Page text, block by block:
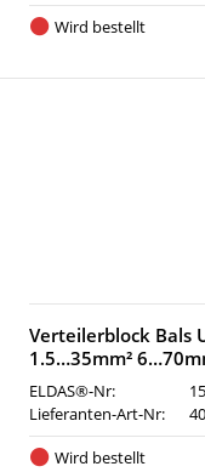
Wird bestellt
Verteilerblock Bals
1.5…35mm²
ELDAS®-Nr:
Lieferanten-Art-Nr:
Wird bestellt